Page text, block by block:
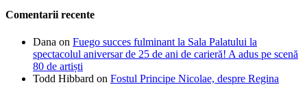
Comentarii recente
Dana on Fuego succes fulminant la Sala Palatului la
spectacolul aniversar de 25 de ani de carieră! A adus pe scenă
80 de artiști
Todd Hibbard on Fostul Principe Nicolae, despre Regina